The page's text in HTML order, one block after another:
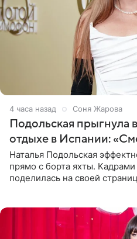
4 часа назад Соня Жарова
Подольская прыгнула
отдыхе в Испании:
Наталья Подольская
прямо с борта яхты. Кадрами
поделилась на своей